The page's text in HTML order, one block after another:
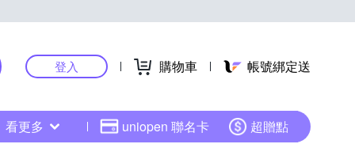
登入 購物車 帳號綁定送
看更多 uniopen 聯名卡 超贈點